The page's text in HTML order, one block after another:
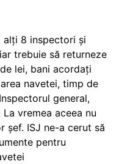
alți 8 inspectori și
trebuie să returneze
lei, bani acordați
navetei, timp de
general,
vremea aceea nu
șef. ISJ ne-a cerut să
pentru